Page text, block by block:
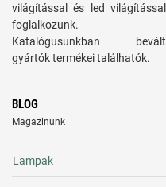
világítással és led világítással
foglalkozunk.
Katalógusunkban bevált
gyártók termékei találhatók.
BLOG
Magazinunk
Lampak